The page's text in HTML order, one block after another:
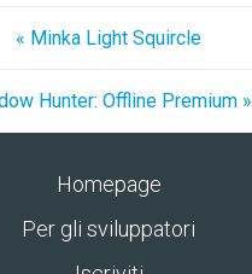
« Minka Light Squircle
Hunter: Offline Premium »
Homepage
Per gli sviluppatori